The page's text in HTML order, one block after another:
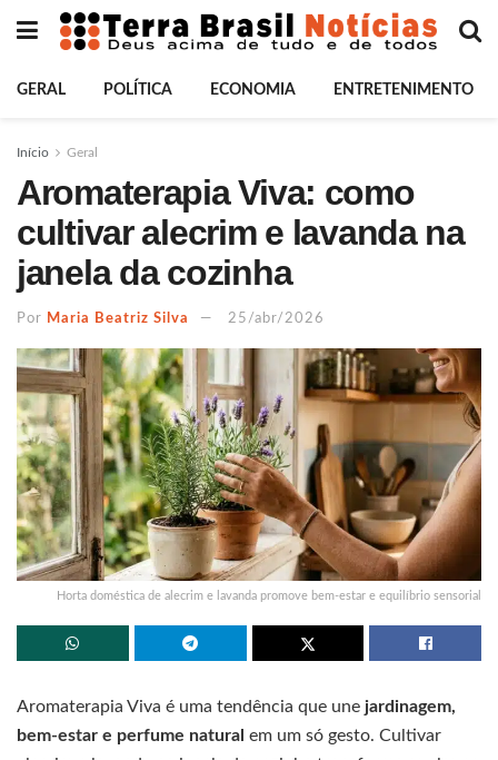
GERAL POLÍTICA ECONOMIA ENTRETENIMENTO
Início Geral
Aromaterapia Viva: como
cultivar alecrim e lavanda na
janela da cozinha
Por Maria Beatriz Silva 25/abr/2026
Horta doméstica de alecrim e lavanda promove bem-estar e equilíbrio sensorial
Aromaterapia Viva é uma tendência que une jardinagem,
bem-estar e perfume natural em um só gesto. Cultivar